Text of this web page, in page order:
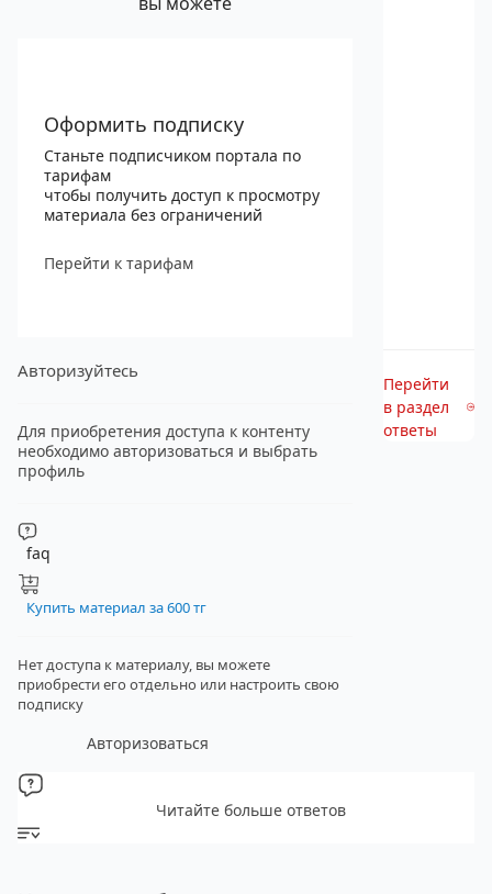
Оформить подписку
Станьте подписчиком портала по
тарифам
чтобы получить доступ к просмотру
материала без ограничений
Перейти к тарифам
Авторизуйтесь
Для приобретения доступа к контенту
необходимо авторизоваться и выбрать
профиль
faq
Купить материал за 600 тг
Нет доступа к материалу, вы можете
приобрести его отдельно или настроить свою
подписку
Авторизоваться
Перейти
в раздел
ответы
Читайте больше ответов